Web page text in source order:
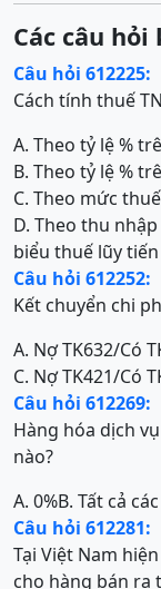
Các câu hỏi
Câu hỏi 612225:
Cách tính thuế
A. Theo tỷ lệ %
B. Theo tỷ lệ %
C. Theo mức
D. Theo thu
biểu thuế lũy tiến
Câu hỏi 612252:
Kết chuyển chi
A. Nợ TK632/Có
C. Nợ TK421/Có
Câu hỏi 612269:
Hàng hóa dịch
nào?
A. 0%B. Tất cả
Câu hỏi 612281:
Tại Việt Nam
cho hàng bán